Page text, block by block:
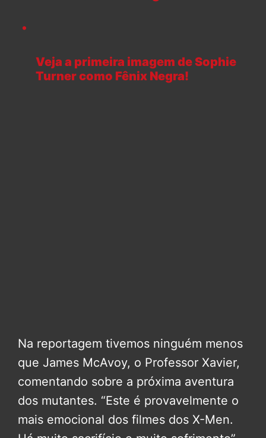
Veja a primeira imagem de Sophie
Turner como Fênix Negra!
Na reportagem tivemos ninguém menos
que James McAvoy, o Professor Xavier,
comentando sobre a próxima aventura
dos mutantes. “Este é provavelmente o
mais emocional dos filmes dos X-Men.